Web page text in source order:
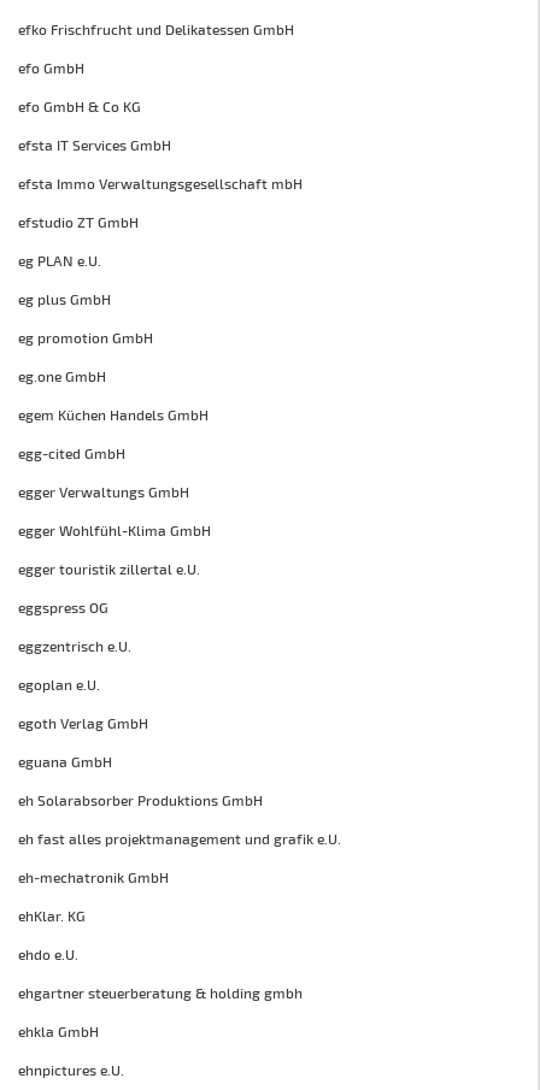
efko Frischfrucht und Delikatessen GmbH
efo GmbH
efo GmbH & Co KG
efsta IT Services GmbH
efsta Immo Verwaltungsgesellschaft mbH
efstudio ZT GmbH
eg PLAN e.U.
eg plus GmbH
eg promotion GmbH
eg.one GmbH
egem Küchen Handels GmbH
egg-cited GmbH
egger Verwaltungs GmbH
egger Wohlfühl-Klima GmbH
egger touristik zillertal e.U.
eggspress OG
eggzentrisch e.U.
egoplan e.U.
egoth Verlag GmbH
eguana GmbH
eh Solarabsorber Produktions GmbH
eh fast alles projektmanagement und grafik e.U.
eh-mechatronik GmbH
ehKlar. KG
ehdo e.U.
ehgartner steuerberatung & holding gmbh
ehkla GmbH
ehnpictures e.U.